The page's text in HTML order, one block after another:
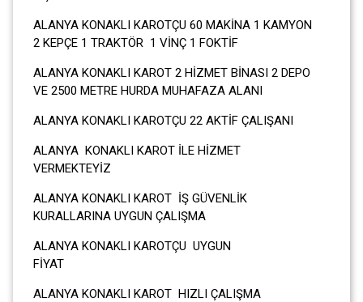
ALANYA KONAKLI KAROTÇU 60 MAKİNA 1 KAMYON
2 KEPÇE 1 TRAKTÖR 1 VİNÇ 1 FOKTİF
ALANYA KONAKLI KAROT 2 HİZMET BİNASI 2 DEPO
VE 2500 METRE HURDA MUHAFAZA ALANI
ALANYA KONAKLI KAROTÇU 22 AKTİF ÇALIŞANI
ALANYA KONAKLI KAROT İLE HİZMET
VERMEKTEYİZ
ALANYA KONAKLI KAROT İŞ GÜVENLİK
KURALLARINA UYGUN ÇALIŞMA
ALANYA KONAKLI KAROTÇU UYGUN
ALANYA KONAKLI KAROT HIZLI ÇALIŞMA